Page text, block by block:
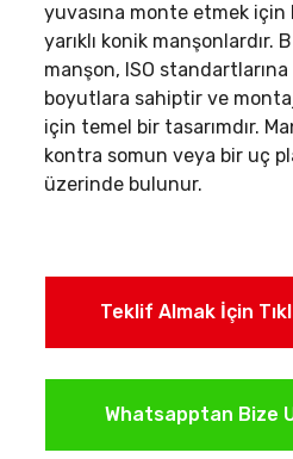
yuvasına monte etmek için
yarıklı konik manşonlardır.
manşon, ISO
boyutlara sahiptir ve
için temel bir tasarımdır.
kontra somun veya bir uç
üzerinde bulunur.
Teklif Almak İçin
Whatsapptan Bize